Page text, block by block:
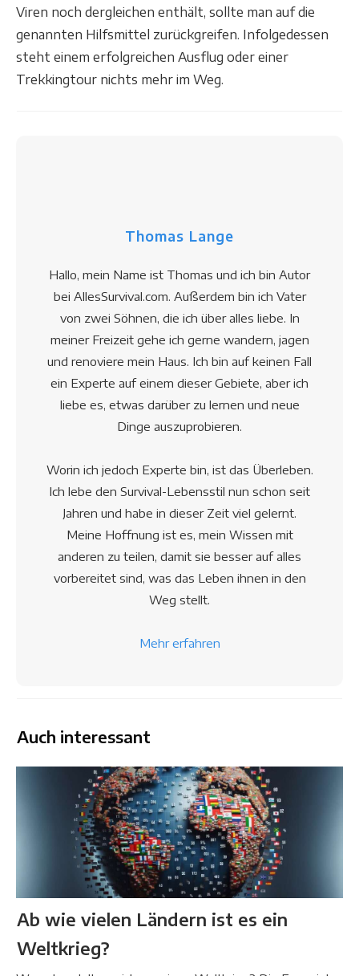
Viren noch dergleichen enthält, sollte man auf die
genannten Hilfsmittel zurückgreifen. Infolgedessen
steht einem erfolgreichen Ausflug oder einer
Trekkingtour nichts mehr im Weg.
Thomas Lange
Hallo, mein Name ist Thomas und ich bin Autor
bei AllesSurvival.com. Außerdem bin ich Vater
von zwei Söhnen, die ich über alles liebe. In
meiner Freizeit gehe ich gerne wandern, jagen
und renoviere mein Haus. Ich bin auf keinen Fall
ein Experte auf einem dieser Gebiete, aber ich
liebe es, etwas darüber zu lernen und neue
Dinge auszuprobieren.
Worin ich jedoch Experte bin, ist das Überleben.
Ich lebe den Survival-Lebensstil nun schon seit
Jahren und habe in dieser Zeit viel gelernt.
Meine Hoffnung ist es, mein Wissen mit
anderen zu teilen, damit sie besser auf alles
vorbereitet sind, was das Leben ihnen in den
Weg stellt.
Mehr erfahren
Auch interessant
Ab wie vielen Ländern ist es ein
Weltkrieg?